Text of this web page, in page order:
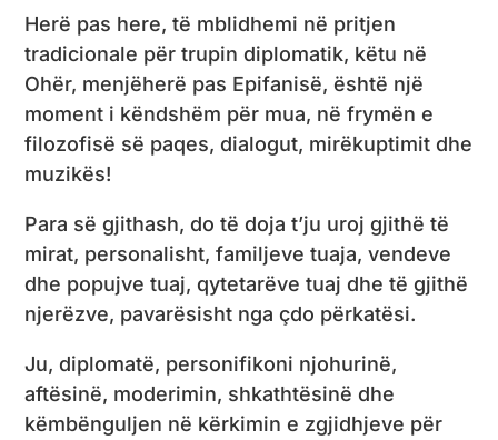
Herë pas here, të mblidhemi në pritjen
tradicionale për trupin diplomatik, këtu në
Ohër, menjëherë pas Epifanisë, është një
moment i këndshëm për mua, në frymën e
filozofisë së paqes, dialogut, mirëkuptimit dhe
muzikës!
Para së gjithash, do të doja t’ju uroj gjithë të
mirat, personalisht, familjeve tuaja, vendeve
dhe popujve tuaj, qytetarëve tuaj dhe të gjithë
njerëzve, pavarësisht nga çdo përkatësi.
Ju, diplomatë, personifikoni njohurinë,
aftësinë, moderimin, shkathtësinë dhe
këmbënguljen në kërkimin e zgjidhjeve për